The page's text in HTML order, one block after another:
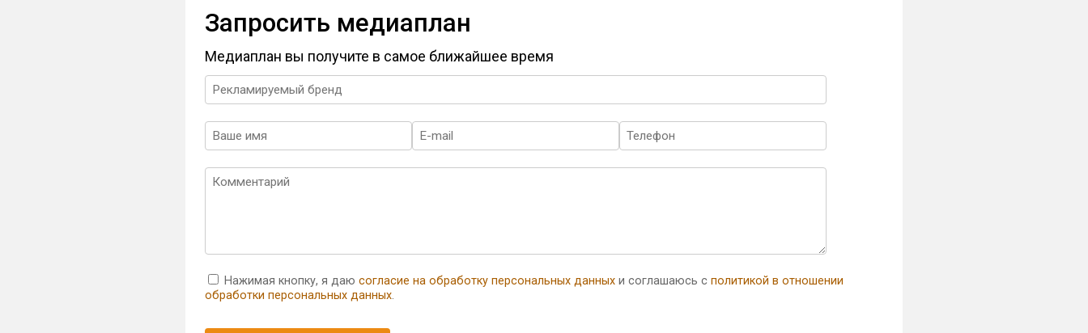
Запросить медиаплан
Медиаплан вы получите в самое ближайшее время
Нажимая кнопку, я даю согласие на обработку персональных данныхи соглашаюсь с политикой в отношении
обработки персональных данных.